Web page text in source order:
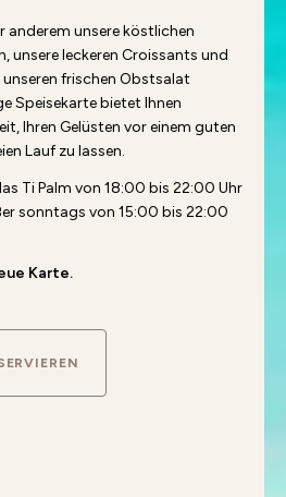
anderem unsere köstlichen
unsere leckeren Croissants und
frischen Obstsalat
Speisekarte bietet Ihnen
Ihren Gelüsten vor einem guten
Lauf zu lassen.
Ti Palm von 18:00 bis 22:00 Uhr
sonntags von 15:00 bis 22:00
Karte.